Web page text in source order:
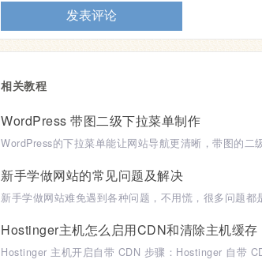
相关教程
WordPress 带图二级下拉菜单制作
新手学做网站的常见问题及解决
Hostinger主机怎么启用CDN和清除主机缓存